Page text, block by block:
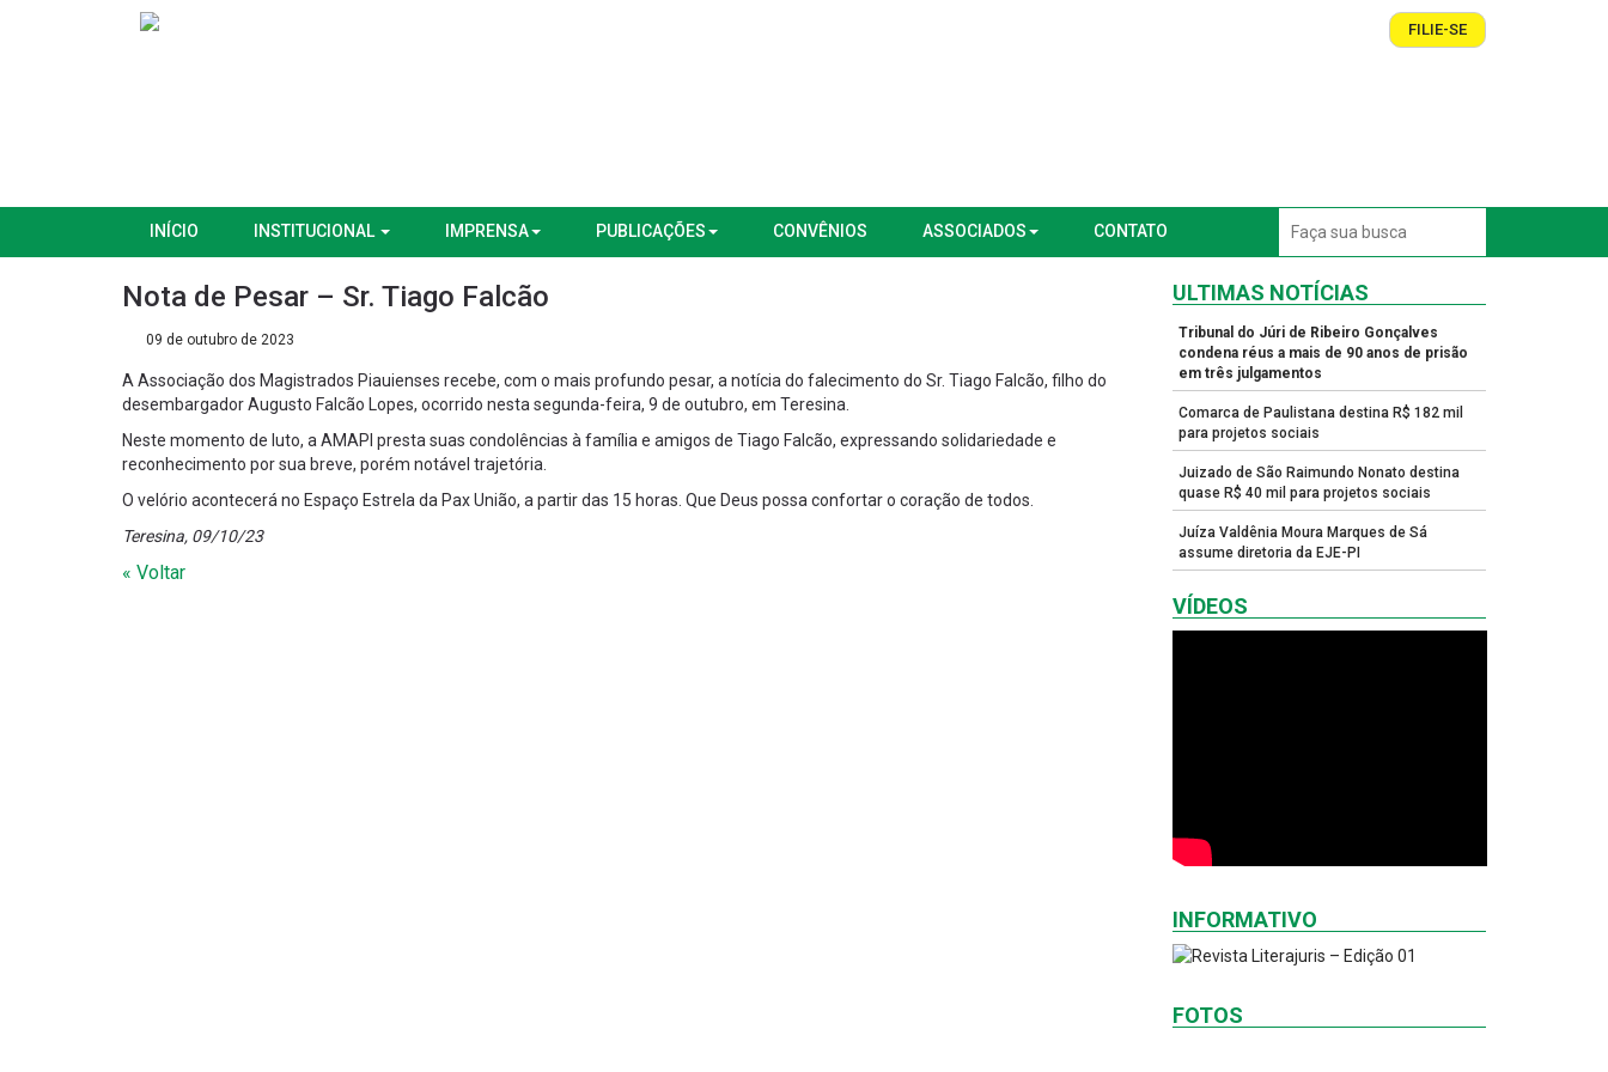
FILIE-SE
INÍCIO INSTITUCIONAL IMPRENSA PUBLICAÇÕES CONVÊNIOS ASSOCIADOS CONTATO
Nota de Pesar – Sr. Tiago Falcão
09 de outubro de 2023
A Associação dos Magistrados Piauienses recebe, com o mais profundo pesar, a notícia do falecimento do Sr. Tiago Falcão, filho do
desembargador Augusto Falcão Lopes, ocorrido nesta segunda-feira, 9 de outubro, em Teresina.
Neste momento de luto, a AMAPI presta suas condolências à família e amigos de Tiago Falcão, expressando solidariedade e
reconhecimento por sua breve, porém notável trajetória.
O velório acontecerá no Espaço Estrela da Pax União, a partir das 15 horas. Que Deus possa confortar o coração de todos.
Teresina, 09/10/23
« Voltar
ULTIMAS NOTÍCIAS
Tribunal do Júri de Ribeiro Gonçalves
condena réus a mais de 90 anos de prisão
em três julgamentos
Comarca de Paulistana destina R$ 182 mil
para projetos sociais
Juizado de São Raimundo Nonato destina
quase R$ 40 mil para projetos sociais
Juíza Valdênia Moura Marques de Sá
assume diretoria da EJE-PI
VÍDEOS
INFORMATIVO
FOTOS